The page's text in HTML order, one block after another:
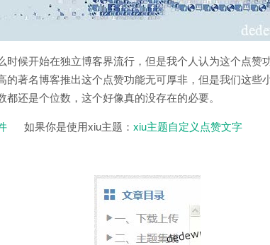
时候开始在独立博客界流行，但是我个人认为这个点赞
的著名博客推出这个点赞功能无可厚非，但是我们这些
还是个位数，这个好像真的没存在的必要。
如果你是使用xiu主题： xiu主题自定义点赞文字